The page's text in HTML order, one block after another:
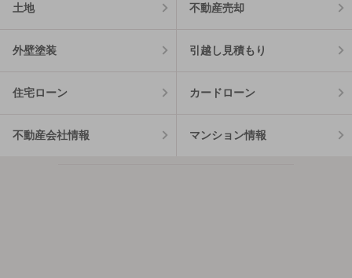
土地 不動産売却
外壁塗装 引越し見積もり
住宅ローン カードローン
不動産会社情報 マンション情報